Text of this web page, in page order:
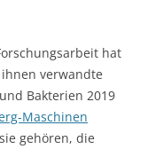
hat
verwandte
Bakterien 2019
Maschinen
gehören, die